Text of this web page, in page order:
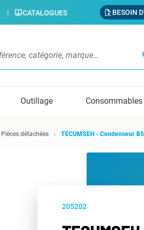
CATALOGUES BESOIN
Outillage Consommables
Pièces détachées TECUMSEH - Condenseur
205202